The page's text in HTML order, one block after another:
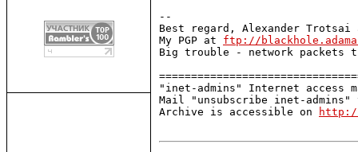
--
Best regard, Alexander Trotsai
My PGP at ftp://
Big trouble - network
"inet-admins" Internet access
Mail "unsubscribe inet-
Archive is accessible on